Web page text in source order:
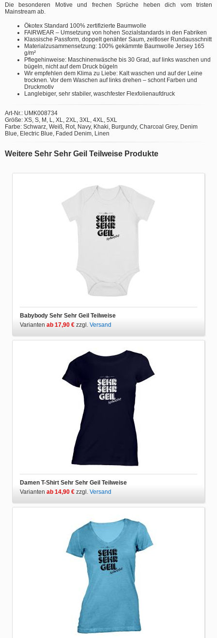
Die besonderen Motive und frechen Sprüche heben dich vom tristen
Mainstream ab.
Ökotex Standard 100% zertifizierte Baumwolle
FAIRWEAR – Umsetzung von hohen Sozialstandards in den Fabriken
Klassische Passform, doppelt genähter Saum, zeitloser Rundausschnitt
Materialzusammensetzung: 100% gekämmte Baumwolle Jersey 165
g/m²
Pflegehinweise: Maschinenwäsche bis 30 Grad, auf links waschen und
bügeln, nicht auf dem Druck bügeln
Wir empfehlen dem Klima zu Liebe: Kalt waschen und auf der Leine
trocknen. Vor dem Waschen auf links drehen – schont Farben und
Druckmotiv
Langlebiger, sehr stabiler, waschfester Flexfolienaufdruck
Art-Nr.: UMK008734
Größe: XS, S, M, L, XL, 2XL, 3XL, 4XL, 5XL
Farbe: Schwarz, Weiß, Rot, Navy, Khaki, Burgundy, Charcoal Grey, Denim
Blue, Electric Blue, Faded Denim, Linen
Weitere Sehr Sehr Geil Teilweise Produkte
Babybody Sehr Sehr Geil Teilweise
Varianten ab 17,90 € zzgl. Versand
Damen T-Shirt Sehr Sehr Geil Teilweise
Varianten ab 14,90 € zzgl. Versand